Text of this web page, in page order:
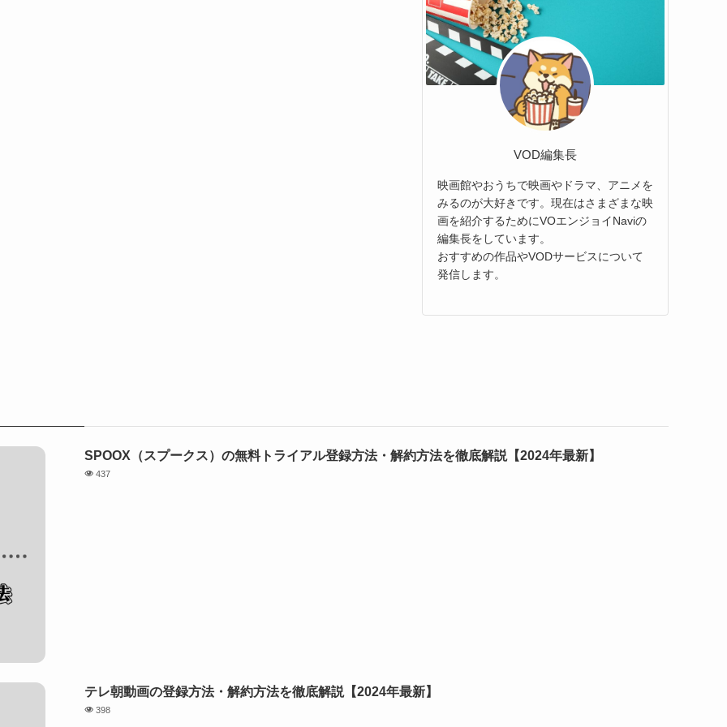
VOD編集長
映画館やおうちで映画やドラマ、アニメを
みるのが大好きです。現在はさまざまな映
画を紹介するためにVOエンジョイNaviの
編集長をしています。
おすすめの作品やVODサービスについて
発信します。
SPOOX（スプークス）の無料トライアル登録方法・解約方法を徹底解説【2024年最新】
437
テレ朝動画の登録方法・解約方法を徹底解説【2024年最新】
398